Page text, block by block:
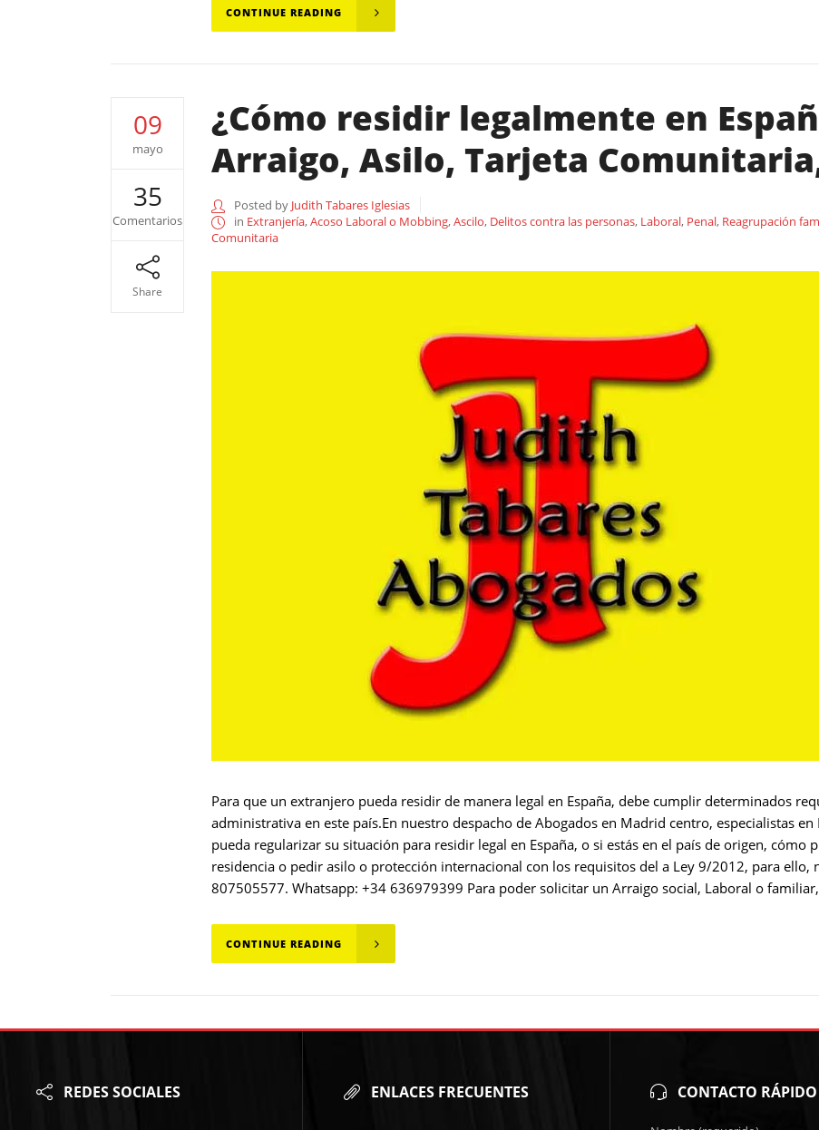
CONTINUE READING
09
mayo
35
Comentarios
Share
¿Cómo residir legalmente en
Arraigo, Asilo, Tarjeta
Posted by Judith Tabares Iglesias
in Extranjería,Acoso Laboral o Mobbing,Ascilo, Delitos contra las personas, Laboral, Penal, Reagrupación
Comunitaria
Para que un extranjero pueda residir de manera legal en España, debe cumplir determinados
administrativa en este país.En nuestro despacho de Abogados en Madrid centro, especialistas
pueda regularizar su situación para residir legal en España, o si estás en el país de origen, cómo
residencia o pedir asilo o protección internacional con los requisitos del a Ley 9/2012, para ello,
807505577. Whatsapp: +34 636979399 Para poder solicitar un Arraigo social, Laboral o
CONTINUE READING
REDES SOCIALES ENLACES FRECUENTES CONTACTO RÁPIDO